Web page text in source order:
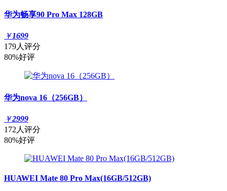
华为畅享90 Pro Max 128GB
￥1699
179人评分
80%好评
华为nova 16（256GB）
￥2999
172人评分
80%好评
HUAWEI Mate 80 Pro Max(16GB/512GB)